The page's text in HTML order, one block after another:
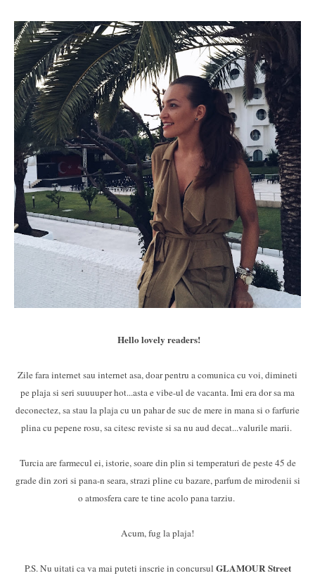
Hello lovely readers!
Zile fara internet sau internet asa, doar pentru a comunica cu voi, dimineti
pe plaja si seri suuuuper hot...asta e vibe-ul de vacanta. Imi era dor sa ma
deconectez, sa stau la plaja cu un pahar de suc de mere in mana si o farfurie
plina cu pepene rosu, sa citesc reviste si sa nu aud decat...valurile marii.
Turcia are farmecul ei, istorie, soare din plin si temperaturi de peste 45 de
grade din zori si pana-n seara, strazi pline cu bazare, parfum de mirodenii si
o atmosfera care te tine acolo pana tarziu.
Acum, fug la plaja!
P.S. Nu uitati ca va mai puteti inscrie in concursul GLAMOUR Street